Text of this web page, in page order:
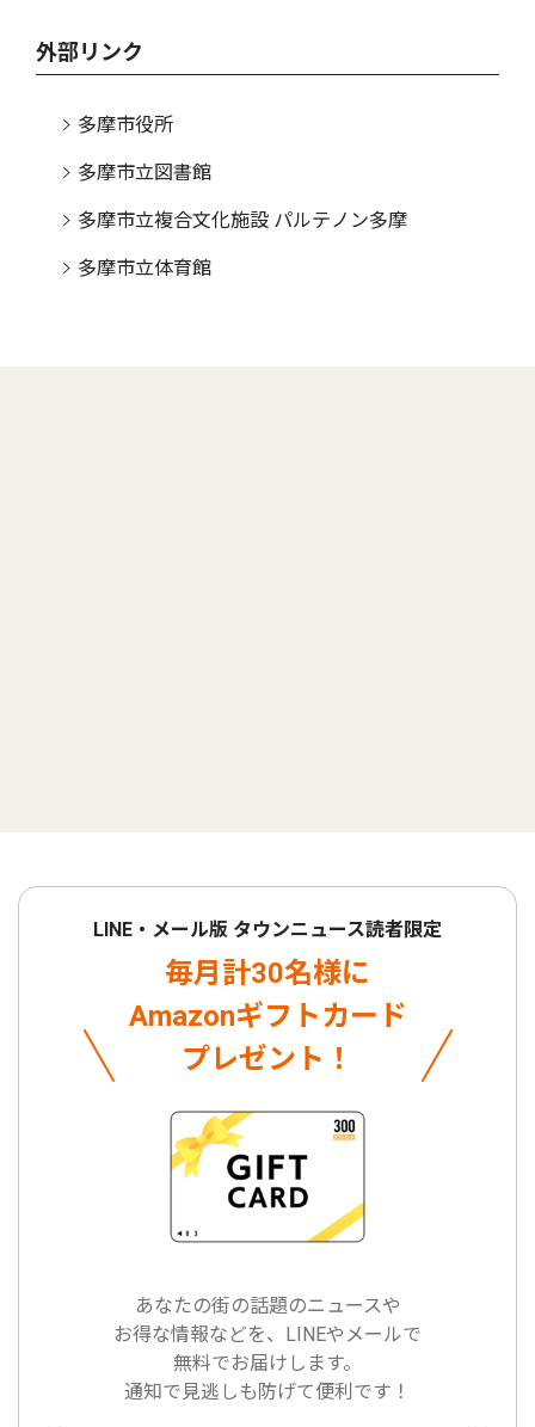
外部リンク
多摩市役所
多摩市立図書館
多摩市立複合文化施設 パルテノン多摩
多摩市立体育館
LINE・メール版 タウンニュース読者限定
毎月計30名様に
Amazonギフトカード
プレゼント！
あなたの街の話題のニュースや
お得な情報などを、LINEやメールで
無料でお届けします。
通知で見逃しも防げて便利です！